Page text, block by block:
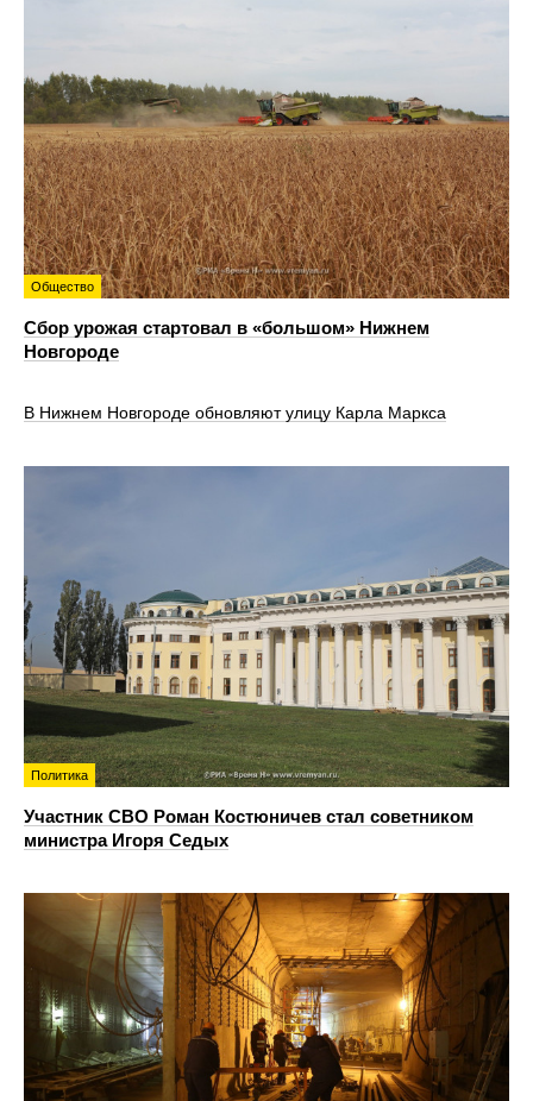
Общество
Сбор урожая стартовал в «большом» Нижнем
Новгороде
В Нижнем Новгороде обновляют улицу Карла Маркса
Политика
Участник СВО Роман Костюничев стал советником
министра Игоря Седых